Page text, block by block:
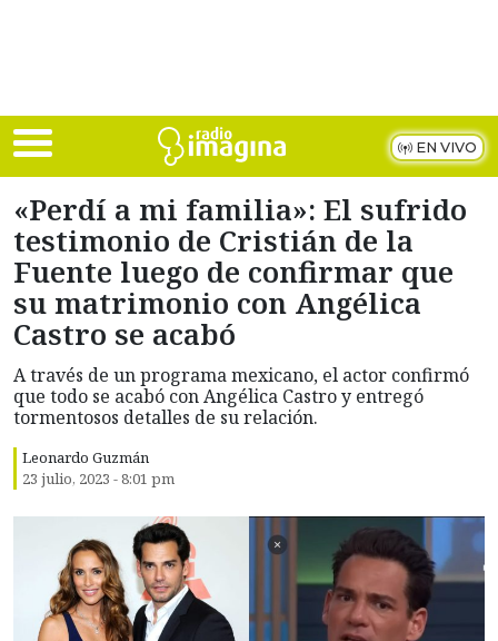
EN VIVO
«Perdí a mi familia»: El sufrido
testimonio de Cristián de la
Fuente luego de confirmar que
su matrimonio con Angélica
Castro se acabó
A través de un programa mexicano, el actor confirmó
que todo se acabó con Angélica Castro y entregó
tormentosos detalles de su relación.
Leonardo Guzmán
23 julio, 2023 - 8:01 pm